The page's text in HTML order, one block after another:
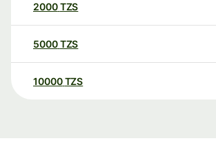
2000TZS
5000TZS
10000 TZS